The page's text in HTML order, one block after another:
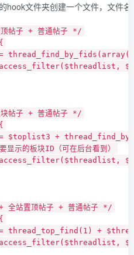
hook文件夹创建一个文件，文件
帖子 + 普通帖子 */
帖子 + 普通帖子 */
$toplist3 +
示的板块ID（可在后台看到）
全站置顶帖子 + 普通帖子 */
thread_top_find(1) +